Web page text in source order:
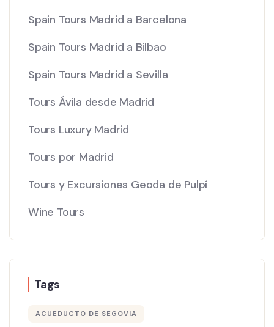
Spain Tours Madrid a Barcelona
Spain Tours Madrid a Bilbao
Spain Tours Madrid a Sevilla
Tours Ávila desde Madrid
Tours Luxury Madrid
Tours por Madrid
Tours y Excursiones Geoda de Pulpí
Wine Tours
Tags
ACUEDUCTO DE SEGOVIA